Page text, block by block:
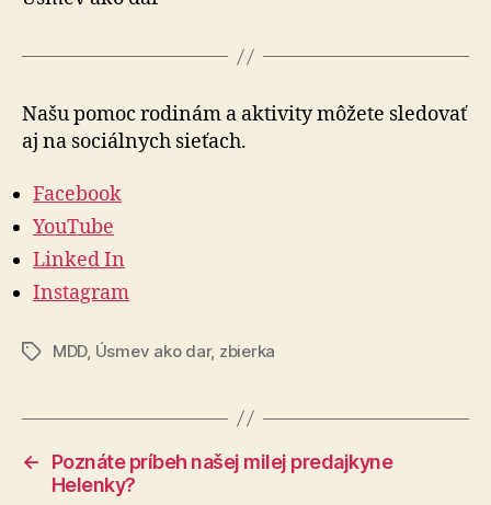
Našu pomoc rodinám a aktivity môžete sle­do­vať
aj na so­ciál­nych sieťach.
Facebook
YouTube
Linked In
Instagram
Značky
MDD, Úsmev ako dar, zbierka
←
Poznáte príbeh našej milej predajkyne
Helenky?